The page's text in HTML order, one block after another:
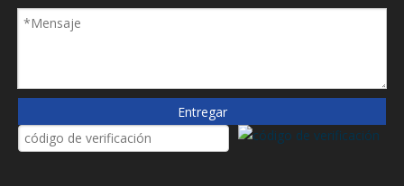
Entregar